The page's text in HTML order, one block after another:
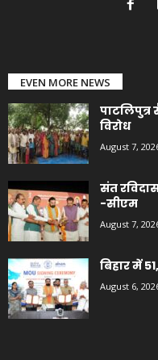
EVEN MORE NEWS
विरोध
August 7,
संत
-सीएम
August 7,
बिहार में
August 6,